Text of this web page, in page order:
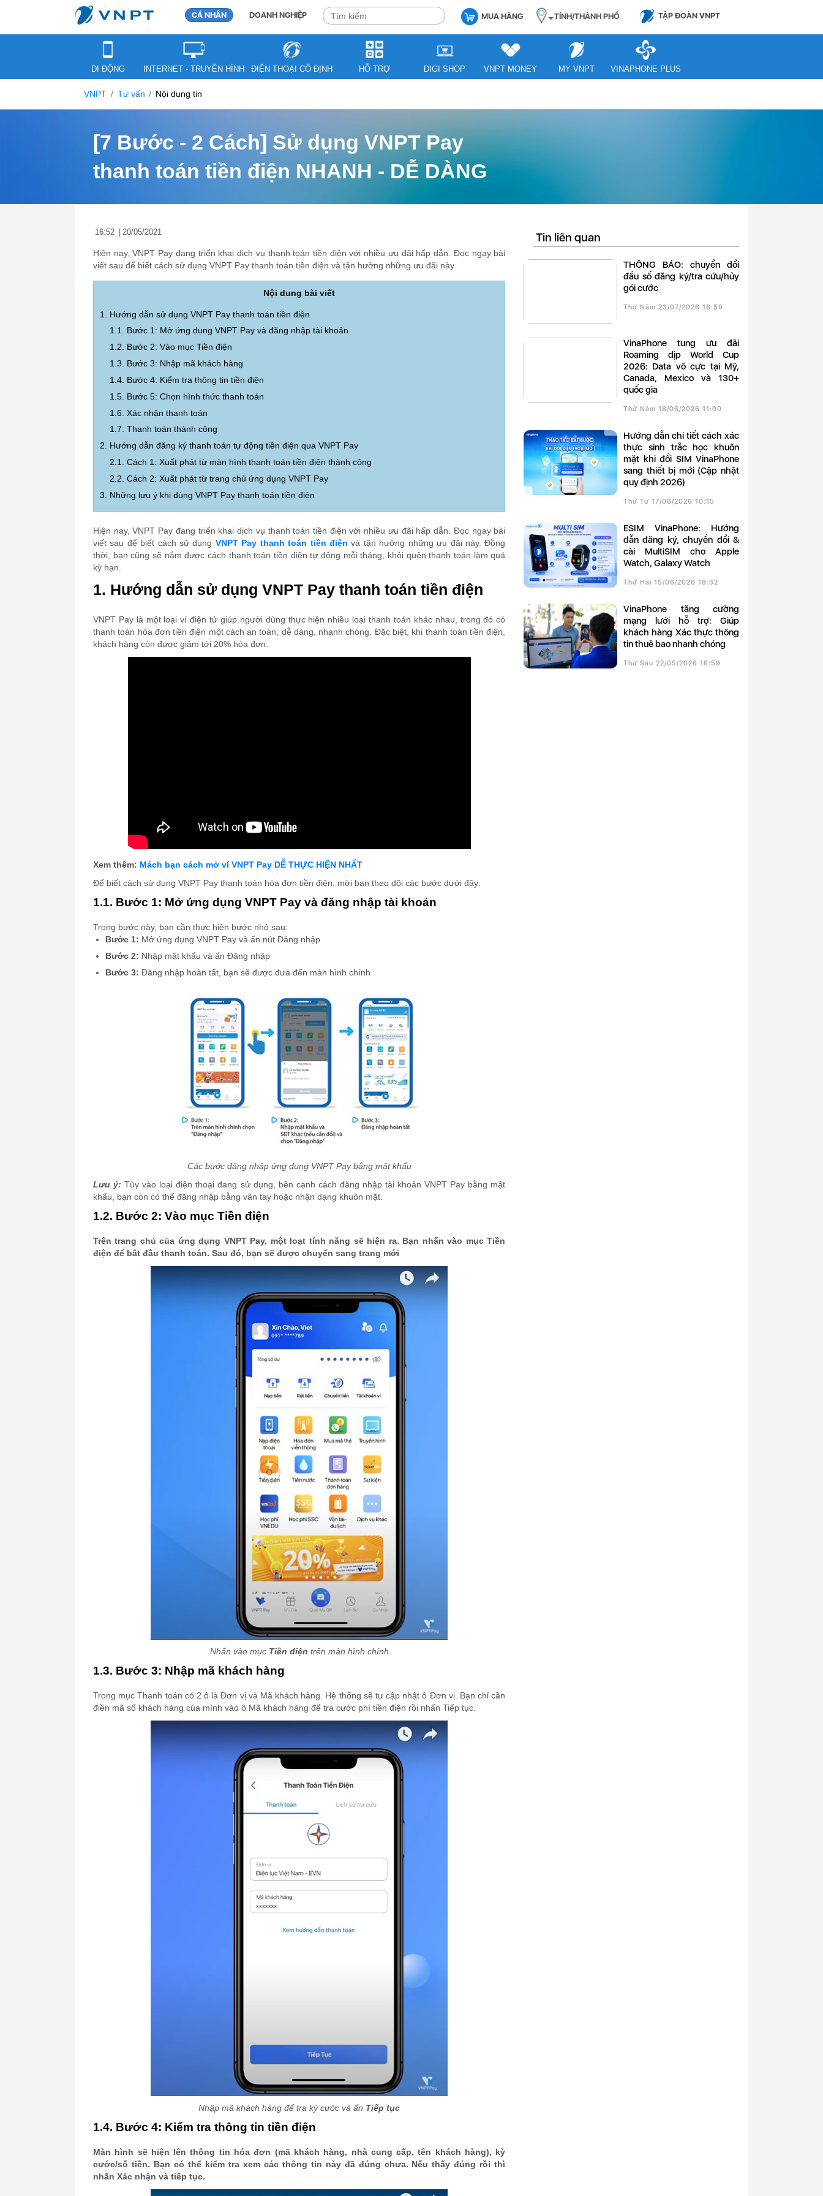
CÁ NHÂN DOANH NGHIỆP MUA HÀNG TỈNH/THÀNH PHỐ TẬP ĐOÀN VNPT
DI ĐỘNG INTERNET - TRUYỀN HÌNH ĐIỆN THOẠI CỐ ĐỊNH HỖ TRỢ DIGI SHOP VNPT MONEY MY VNPT VINAPHONE PLUS
VNPT Tư vấn Nội dung tin
[7 Bước - 2 Cách] Sử dụng VNPT Pay
thanh toán tiền điện NHANH - DỄ DÀNG
16:52 20/05/2021
Hiện nay, VNPT Pay đang triển khai dịch vụ thanh toán tiền điện với nhiều ưu đãi hấp dẫn. Đọc ngay bài
viết sau để biết cách sử dụng VNPT Pay thanh toán tiền điện và tận hưởng những ưu đãi này.
Nội dung bài viết
1. Hướng dẫn sử dụng VNPT Pay thanh toán tiền điện
1.1. Bước 1: Mở ứng dụng VNPT Pay và đăng nhập tài khoản
1.2. Bước 2: Vào mục Tiền điện
1.3. Bước 3: Nhập mã khách hàng
1.4. Bước 4: Kiểm tra thông tin tiền điện
1.5. Bước 5: Chọn hình thức thanh toán
1.6. Xác nhận thanh toán
1.7. Thanh toán thành công
2. Hướng dẫn đăng ký thanh toán tự động tiền điện qua VNPT Pay
2.1. Cách 1: Xuất phát từ màn hình thanh toán tiền điện thành công
2.2. Cách 2: Xuất phát từ trang chủ ứng dụng VNPT Pay
3. Những lưu ý khi dùng VNPT Pay thanh toán tiền điện
Hiện nay, VNPT Pay đang triển khai dịch vụ thanh toán tiền điện với nhiều ưu đãi hấp dẫn. Đọc ngay bài
viết sau để biết cách sử dụng VNPT Pay thanh toán tiền điện và tận hưởng những ưu đãi này. Đồng
thời, bạn cũng sẽ nắm được cách thanh toán tiền điện tự động mỗi tháng, khỏi quên thanh toán làm quá
kỳ hạn.
1. Hướng dẫn sử dụng VNPT Pay thanh toán tiền điện
VNPT Pay là một loại ví điện tử giúp người dùng thực hiện nhiều loại thanh toán khác nhau, trong đó có
thanh toán hóa đơn tiền điện một cách an toàn, dễ dàng, nhanh chóng. Đặc biệt, khi thanh toán tiền điện,
khách hàng còn được giảm tới 20% hóa đơn.
Xem thêm: Mách bạn cách mở ví VNPT Pay DỄ THỰC HIỆN NHẤT
Để biết cách sử dụng VNPT Pay thanh toán hóa đơn tiền điện, mời bạn theo dõi các bước dưới đây:
1.1. Bước 1: Mở ứng dụng VNPT Pay và đăng nhập tài khoản
Trong bước này, bạn cần thực hiện bước nhỏ sau:
Bước 1: Mở ứng dụng VNPT Pay và ấn nút Đăng nhập
Bước 2: Nhập mật khẩu và ấn Đăng nhập
Bước 3: Đăng nhập hoàn tất, bạn sẽ được đưa đến màn hình chính
Các bước đăng nhập ứng dụng VNPT Pay bằng mật khẩu
Lưu ý: Tùy vào loại điện thoại đang sử dụng, bên cạnh cách đăng nhập tài khoản VNPT Pay bằng mật
khẩu, bạn còn có thể đăng nhập bằng vân tay hoặc nhận dạng khuôn mặt.
1.2. Bước 2: Vào mục Tiền điện
Trên trang chủ của ứng dụng VNPT Pay, một loạt tính năng sẽ hiện ra. Bạn nhấn vào mục Tiền
điện để bắt đầu thanh toán. Sau đó, bạn sẽ được chuyển sang trang mới
Nhấn vào mục Tiền điện trên màn hình chính
1.3. Bước 3: Nhập mã khách hàng
Trong mục Thanh toán có 2 ô là Đơn vị và Mã khách hàng. Hệ thống sẽ tự cập nhật ô Đơn vị. Bạn chỉ cần
điền mã số khách hàng của mình vào ô Mã khách hàng để tra cước phí tiền điện rồi nhấn Tiếp tục.
Nhập mã khách hàng để tra kỳ cước và ấn Tiếp tục
1.4. Bước 4: Kiểm tra thông tin tiền điện
Màn hình sẽ hiện lên thông tin hóa đơn (mã khách hàng, nhà cung cấp, tên khách hàng), kỳ
cước/số tiền. Bạn có thể kiểm tra xem các thông tin này đã đúng chưa. Nếu thấy đúng rồi thì
nhấn Xác nhận và tiếp tục.
Tin liên quan
THÔNG BÁO: chuyển đổi
đầu số đăng ký/tra cứu/hủy
gói cước
Thứ Năm 23/07/2026 16:59
VinaPhone tung ưu đãi
Roaming dịp World Cup
2026: Data vô cực tại Mỹ,
Canada, Mexico và 130+
quốc gia
Thứ Năm 18/06/2026 11:00
Hướng dẫn chi tiết cách xác
thực sinh trắc học khuôn
mặt khi đổi SIM VinaPhone
sang thiết bị mới (Cập nhật
quy định 2026)
Thứ Tư 17/06/2026 10:15
eSIM VinaPhone: Hướng
dẫn đăng ký, chuyển đổi &
cài MultiSIM cho Apple
Watch, Galaxy Watch
Thứ Hai 15/06/2026 18:32
VinaPhone tăng cường
mạng lưới hỗ trợ: Giúp
khách hàng Xác thực thông
tin thuê bao nhanh chóng
Thứ Sáu 22/05/2026 16:59